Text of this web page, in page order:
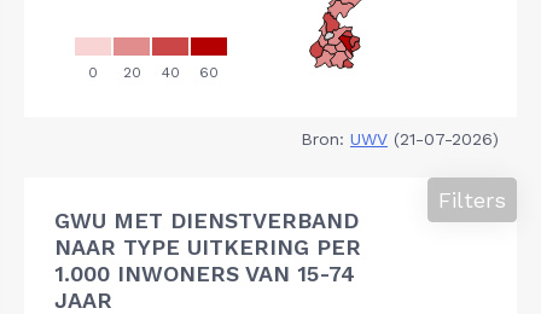
Bron: UWV (21-07-2026)
GWU MET DIENSTVERBAND
NAAR TYPE UITKERING PER
1.000 INWONERS VAN 15-74
JAAR
Filters